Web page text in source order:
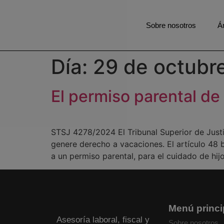
Sobre nosotros
Día: 29 de
El permiso parental
STSJ 4278/2024 El Tribunal Superior de
genere derecho a vacaciones. El artículo 48
a un permiso parental, para el cuidado de
Asesoría laboral, fiscal y
Menú